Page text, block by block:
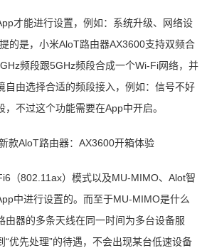
才能进行设置，例如：系统升级、网络设
的是，小米AloT路由器AX3600支持双频合
频段跟5GHz频段合成一个Wi-Fi网络，并
自由选择合适的频段接入，例如：信号不好
不过这个功能需要在App中开启。
（802.11ax）模式以及MU-MIMO、Alot智
中进行设置的。而至于MU-MIMO是什么
由器的多条天线在同一时间为多台设备服
优先处理”的待遇，不会出现某台低速设备